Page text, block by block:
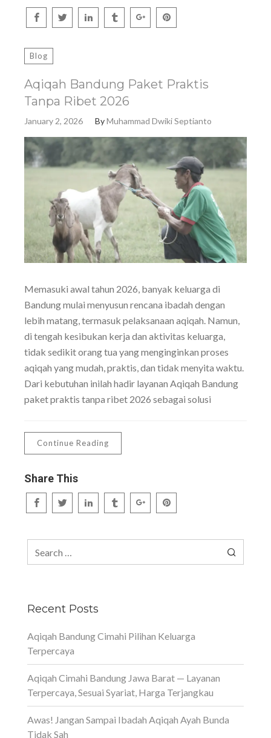
Blog
Aqiqah Bandung Paket Praktis
Tanpa Ribet 2026
January 2, 2026 ByMuhammad Dwiki Septianto
Memasuki awal tahun 2026, banyak keluarga di
Bandung mulai menyusun rencana ibadah dengan
lebih matang, termasuk pelaksanaan aqiqah. Namun,
di tengah kesibukan kerja dan aktivitas keluarga,
tidak sedikit orang tua yang menginginkan proses
aqiqah yang mudah, praktis, dan tidak menyita waktu.
Dari kebutuhan inilah hadir layanan Aqiqah Bandung
paket praktis tanpa ribet 2026 sebagai solusi
Continue Reading
Share This
Recent Posts
Aqiqah Bandung Cimahi Pilihan Keluarga
Terpercaya
Aqiqah Cimahi Bandung Jawa Barat — Layanan
Terpercaya, Sesuai Syariat, Harga Terjangkau
Awas! Jangan Sampai Ibadah Aqiqah Ayah Bunda
Tidak Sah